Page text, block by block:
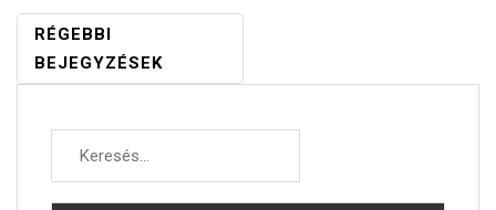
BEJEGYZÉS
NAVIGÁCIÓ
RÉGEBBI
BEJEGYZÉSEK
Keresés: